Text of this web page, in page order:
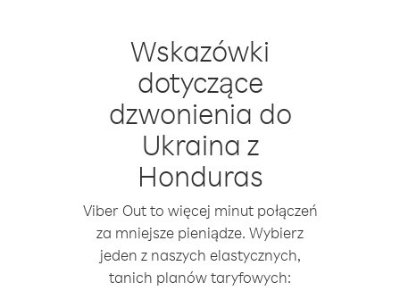
Wskazówki
dotyczące
dzwonienia do
Ukraina z
Honduras
Viber Out to więcej minut połączeń
za mniejsze pieniądze. Wybierz
jeden z naszych elastycznych,
tanich planów taryfowych: